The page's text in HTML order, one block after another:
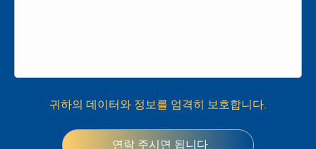
귀하의 데이터와 정보를 엄격히 보호합니다.